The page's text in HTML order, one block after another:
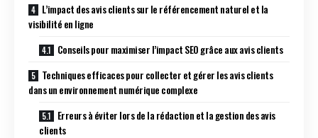
L’impact des avis clients sur le référencement naturel et la
visibilité en ligne
Conseils pour maximiser l’impact SEO grâce aux avis clients
Techniques efficaces pour collecter et gérer les avis clients
dans un environnement numérique complexe
Erreurs à éviter lors de la rédaction et la gestion des avis
clients